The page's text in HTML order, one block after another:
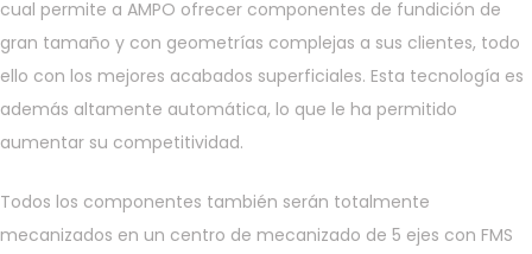
cual permite a AMPO ofrecer componentes de fundición de
gran tamaño y con geometrías complejas a sus clientes, todo
ello con los mejores acabados superficiales. Esta tecnología es
además altamente automática, lo que le ha permitido
aumentar su competitividad.
Todos los componentes también serán totalmente
mecanizados en un centro de mecanizado de 5 ejes con FMS